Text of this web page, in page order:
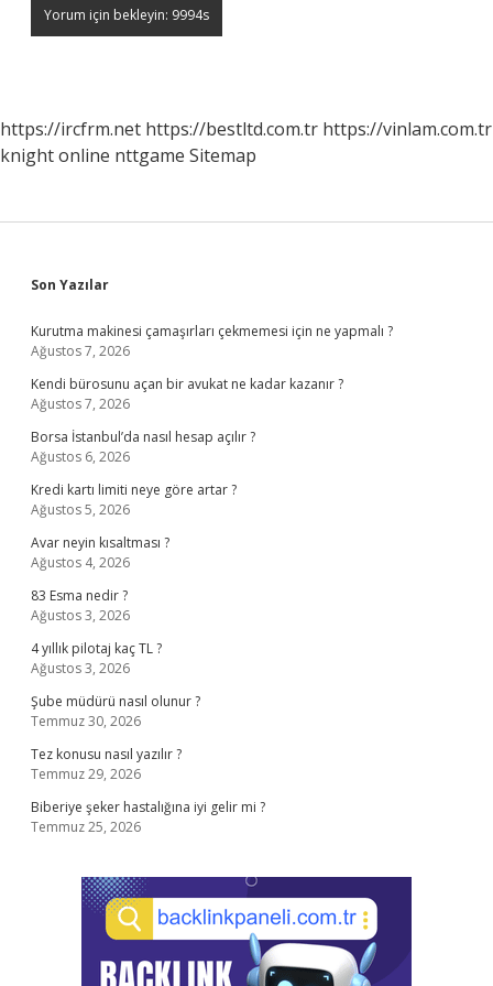
https://ircfrm.net https://bestltd.com.tr https://vinlam.com.tr
knight online nttgame Sitemap
Sidebar
Son Yazılar
Kurutma makinesi çamaşırları çekmemesi için ne yapmalı ?
Ağustos 7, 2026
Kendi bürosunu açan bir avukat ne kadar kazanır ?
Ağustos 7, 2026
Borsa İstanbul’da nasıl hesap açılır ?
Ağustos 6, 2026
Kredi kartı limiti neye göre artar ?
Ağustos 5, 2026
Avar neyin kısaltması ?
Ağustos 4, 2026
83 Esma nedir ?
Ağustos 3, 2026
4 yıllık pilotaj kaç TL ?
Ağustos 3, 2026
Şube müdürü nasıl olunur ?
Temmuz 30, 2026
Tez konusu nasıl yazılır ?
Temmuz 29, 2026
Biberiye şeker hastalığına iyi gelir mi ?
Temmuz 25, 2026